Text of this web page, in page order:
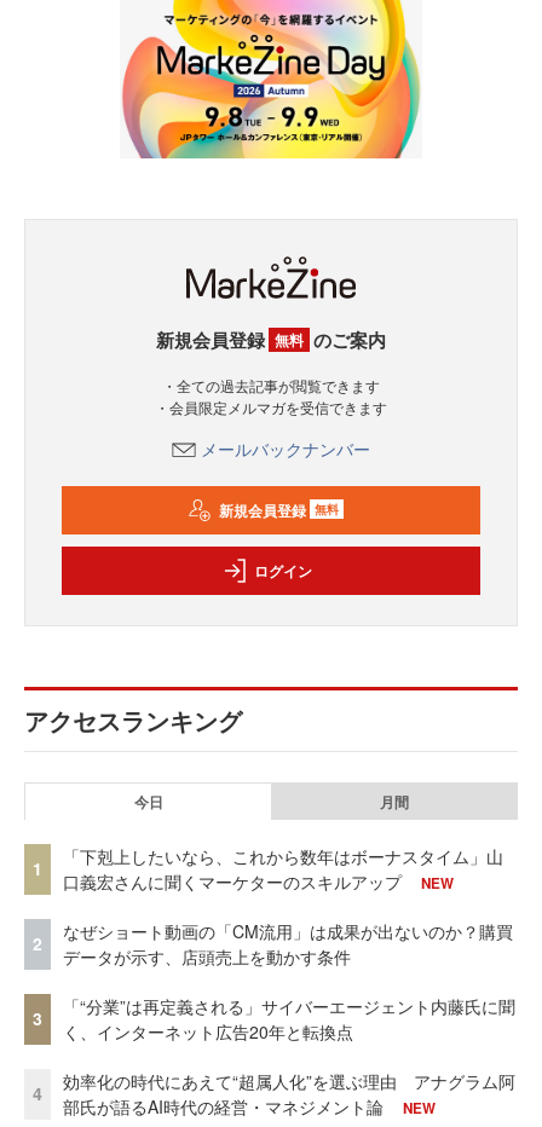
新規会員登録 無料 のご案内
・全ての過去記事が閲覧できます
・会員限定メルマガを受信できます
メールバックナンバー
新規会員登録 無料
ログイン
アクセスランキング
今日 月間
1
「下剋上したいなら、これから数年はボーナスタイム」山
口義宏さんに聞くマーケターのスキルアップ
NEW
2
なぜショート動画の「CM流用」は成果が出ないのか？購買
データが示す、店頭売上を動かす条件
3
「“分業”は再定義される」サイバーエージェント内藤氏に聞
く、インターネット広告20年と転換点
4
効率化の時代にあえて“超属人化”を選ぶ理由 アナグラム阿
部氏が語るAI時代の経営・マネジメント論
NEW